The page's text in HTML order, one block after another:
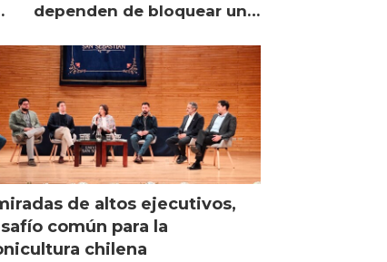
dependen de bloquear una
de altos ejecutivos,
común para la
chilena